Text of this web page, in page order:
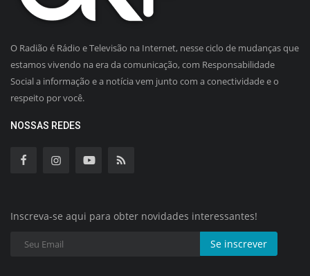
O Radião é Rádio e Televisão na Internet, nesse ciclo de mudanças que
estamos vivendo na era da comunicação, com Responsabilidade
Social a informação e a notícia vem junto com a conectividade e o
respeito por você.
NOSSAS REDES
Inscreva-se aqui para obter novidades interessantes!
Se inscrever